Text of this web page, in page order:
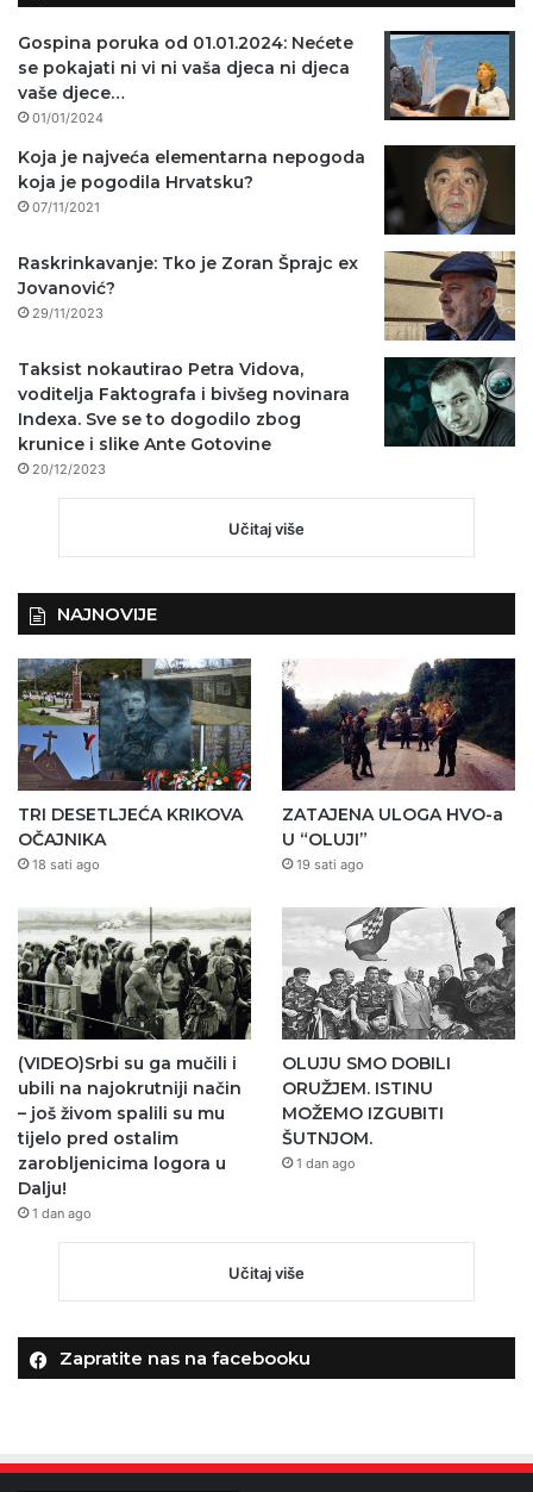
Gospina poruka od 01.01.2024: Nećete
se pokajati ni vi ni vaša djeca ni djeca
vaše djece…
01/01/2024
Koja je najveća elementarna nepogoda
koja je pogodila Hrvatsku?
07/11/2021
Raskrinkavanje: Tko je Zoran Šprajc ex
Jovanović?
29/11/2023
Taksist nokautirao Petra Vidova,
voditelja Faktografa i bivšeg novinara
Indexa. Sve se to dogodilo zbog
krunice i slike Ante Gotovine
20/12/2023
Učitaj više
NAJNOVIJE
TRI DESETLJEĆA KRIKOVA
OČAJNIKA
18 sati ago
ZATAJENA ULOGA HVO-a
U “OLUJI”
19 sati ago
(VIDEO)Srbi su ga mučili i
ubili na najokrutniji način
– još živom spalili su mu
tijelo pred ostalim
zarobljenicima logora u
Dalju!
1 dan ago
OLUJU SMO DOBILI
ORUŽJEM. ISTINU
MOŽEMO IZGUBITI
ŠUTNJOM.
1 dan ago
Učitaj više
Zapratite nas na facebooku